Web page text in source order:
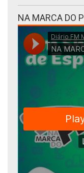
NA MARCA DO